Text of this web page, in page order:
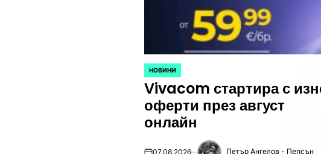
POSTED
IN
НОВИНИ
Vivacom стартира с
оферти през август
онлайн
07.08.2026 Петър Ангелов - Пепсън